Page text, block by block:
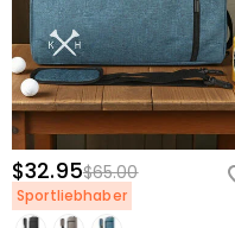
$32.95$65.00
Sportliebhaber